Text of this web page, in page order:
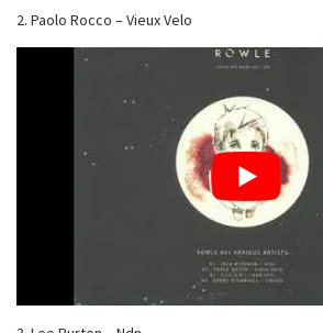
2. Paolo Rocco – Vieux Velo